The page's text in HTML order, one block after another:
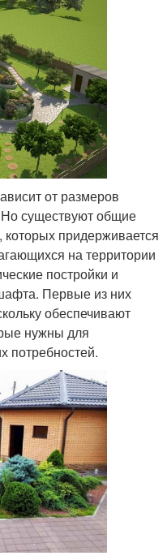
от размеров
Но существуют общие
которых придерживается
на территории
постройки и
Первые из них
обеспечивают
нужны для
потребностей.